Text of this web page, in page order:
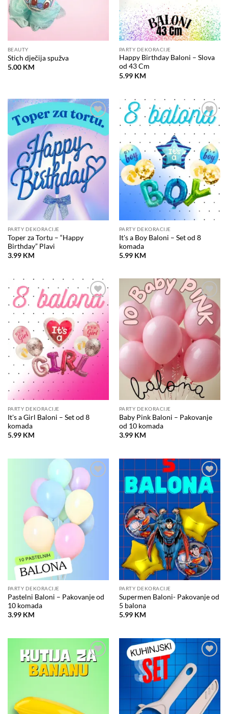
BEAUTY
Stich dječija spužva
5.00 KM
PARTY DEKORACIJE
Happy Birthday Baloni – Slova
od 43 Cm
5.99 KM
Dodaj
na
listu
želja
PARTY DEKORACIJE
Toper za Tortu – “Happy
Birthday” Plavi
3.99 KM
Dodaj
želja
PARTY DEKORACIJE
It's a Boy Baloni – Set od 8
komada
5.99 KM
Dodaj
želja
PARTY DEKORACIJE
It's a Girl Baloni – Set od 8
komada
5.99 KM
Dodaj
na
listu
želja
PARTY DEKORACIJE
Baby Pink Baloni – Pakovanje
od 10 komada
3.99 KM
Dodaj
listu
PARTY DEKORACIJE
Pastelni Baloni – Pakovanje od
10 komada
3.99 KM
Dodaj
na
želja
PARTY DEKORACIJE
Supermen Baloni- Pakovanje od
5 balona
5.99 KM
Dodaj
listu
želja